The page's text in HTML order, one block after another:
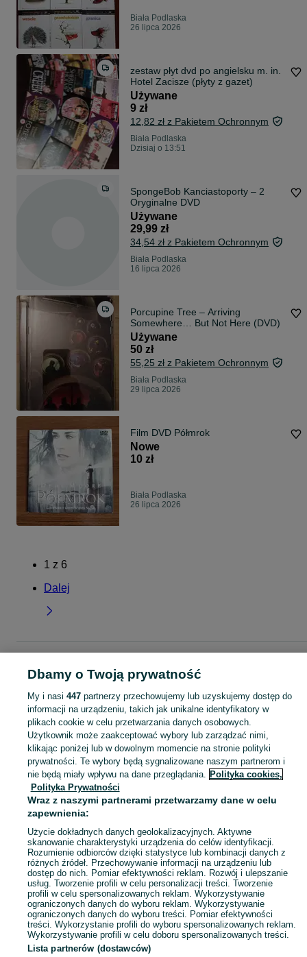
Biała Podlaska
26 lipca 2026
zestaw płyt dvd po angielsku m. in.
Hotel Zacisze (płyty z gazet)
Używane
9 zł
12,82 zł z Pakietem Ochronnym
Biała Podlaska
Dzisiaj o 13:51
SpongeBob Kanciastoporty – 2
Oryginalne DVD
Używane
29,99 zł
34,54 zł z Pakietem Ochronnym
Biała Podlaska
16 lipca 2026
Porcupine Tree – Arriving
Somewhere… But Not Here (DVD)
Używane
50 zł
55,25 zł z Pakietem Ochronnym
Biała Podlaska
29 lipca 2026
Film DVD Półmrok
Nowe
10 zł
Biała Podlaska
26 lipca 2026
1 z 6
Dalej
Płyty DVD - Biała Podlaska
KATEGORIA
Zobacz
Mapa kategorii
Mapa miejscowości
Mapa ministron
Popularne wyszukiwania
Dbamy o Twoją prywatność
My i nasi 447partnerzy przechowujemy lub uzyskujemy dostęp do
informacji na urządzeniu, takich jak unikalne identyfikatory w
plikach cookie w celu przetwarzania danych osobowych.
Użytkownik może zaakceptować wybory lub zarządzać nimi,
klikając poniżej lub w dowolnym momencie na stronie polityki
prywatności. Te wybory będą sygnalizowane naszym partnerom i
nie będą miały wpływu na dane przeglądania. Polityka cookies,
Polityka Prywatności
Wraz z naszymi partnerami przetwarzamy dane w celu
zapewnienia:
Użycie dokładnych danych geolokalizacyjnych. Aktywne
skanowanie charakterystyki urządzenia do celów identyfikacji.
Rozumienie odbiorców dzięki statystyce lub kombinacji danych z
różnych źródeł. Przechowywanie informacji na urządzeniu lub
dostęp do nich. Pomiar efektywności reklam. Rozwój i ulepszanie
usług. Tworzenie profili w celu personalizacji treści. Tworzenie
profili w celu spersonalizowanych reklam. Wykorzystywanie
ograniczonych danych do wyboru reklam. Wykorzystywanie
ograniczonych danych do wyboru treści. Pomiar efektywności
treści. Wykorzystanie profili do wyboru spersonalizowanych reklam.
Wykorzystywanie profili w celu doboru spersonalizowanych treści.
Lista partnerów (dostawców)